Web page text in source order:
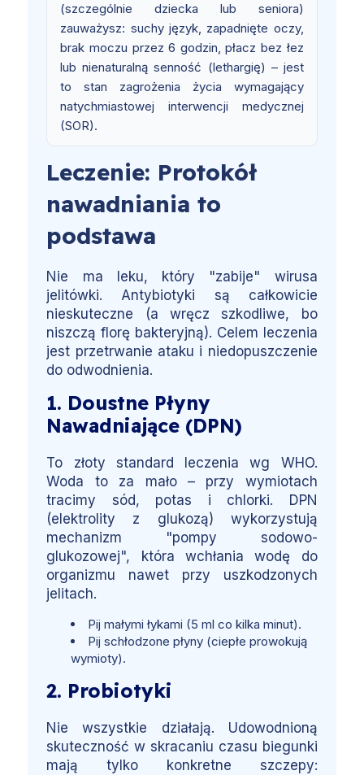
(szczególnie dziecka lub seniora)
zauważysz: suchy język, zapadnięte oczy,
brak moczu przez 6 godzin, płacz bez łez
lub nienaturalną senność (lethargię) – jest
to stan zagrożenia życia wymagający
natychmiastowej interwencji medycznej
(SOR).
Leczenie: Protokół
nawadniania to
podstawa
Nie ma leku, który "zabije" wirusa
jelitówki. Antybiotyki są całkowicie
nieskuteczne (a wręcz szkodliwe, bo
niszczą florę bakteryjną). Celem leczenia
jest przetrwanie ataku i niedopuszczenie
do odwodnienia.
1. Doustne Płyny
Nawadniające (DPN)
To złoty standard leczenia wg WHO.
Woda to za mało – przy wymiotach
tracimy sód, potas i chlorki. DPN
(elektrolity z glukozą) wykorzystują
mechanizm "pompy sodowo-
glukozowej", która wchłania wodę do
organizmu nawet przy uszkodzonych
jelitach.
Pij małymi łykami (5 ml co kilka minut).
Pij schłodzone płyny (ciepłe prowokują
wymioty).
2. Probiotyki
Nie wszystkie działają. Udowodnioną
skuteczność w skracaniu czasu biegunki
mają tylko konkretne szczepy: